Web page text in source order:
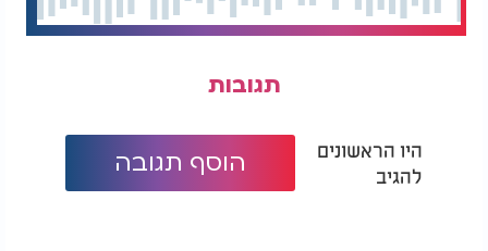
תגובות
היו הראשונים
להגיב
הוסף תגובה